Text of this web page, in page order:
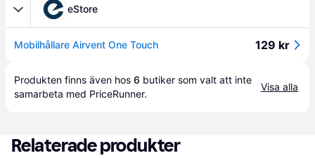
eStore
Mobilhållare Airvent One Touch 129 kr
Produkten finns även hos 6 butiker som valt att inte
samarbeta med PriceRunner.
Visa alla
Relaterade produkter